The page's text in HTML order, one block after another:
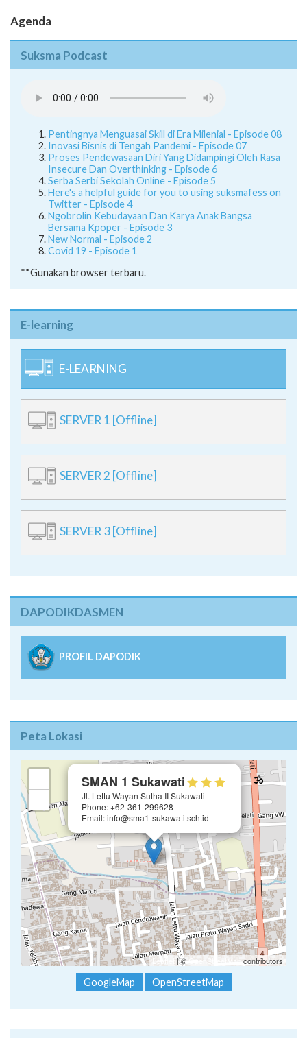
Agenda
Suksma Podcast
Pentingnya Menguasai Skill di Era Milenial - Episode 08
Inovasi Bisnis di Tengah Pandemi - Episode 07
Proses Pendewasaan Diri Yang Didampingi Oleh Rasa
Insecure Dan Overthinking - Episode 6
Serba Serbi Sekolah Online - Episode 5
Here's a helpful guide for you to using suksmafess on
Twitter - Episode 4
Ngobrolin Kebudayaan Dan Karya Anak Bangsa
Bersama Kpoper - Episode 3
New Normal - Episode 2
Covid 19 - Episode 1
**Gunakan browser terbaru.
E-learning
E-LEARNING
SERVER 1 [Offline]
SERVER 2 [Offline]
SERVER 3 [Offline]
DAPODIKDASMEN
PROFIL DAPODIK
Peta Lokasi
SMAN 1 Sukawati
Jl. Lettu Wayan Sutha II Sukawati
Phone: +62-361-299628
Email: info@sma1-sukawati.sch.id
Leaflet | ©OpenStreetMap contributors
GoogleMap OpenStreetMap